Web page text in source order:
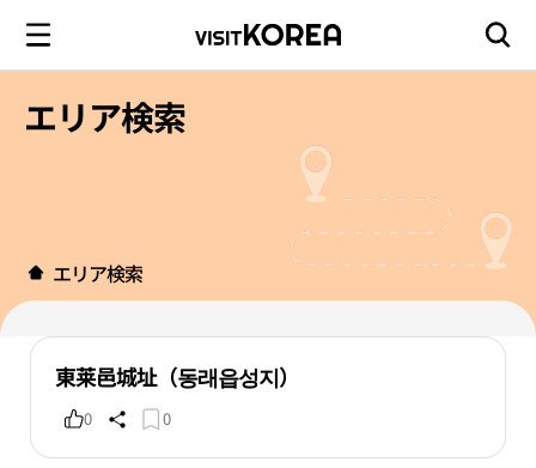
エリア検索
エリア検索
東莱邑城址（동래읍성지）
0 0